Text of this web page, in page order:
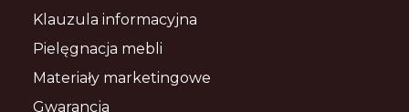
Klauzula informacyjna
Pielęgnacja mebli
Materiały marketingowe
Gwarancja